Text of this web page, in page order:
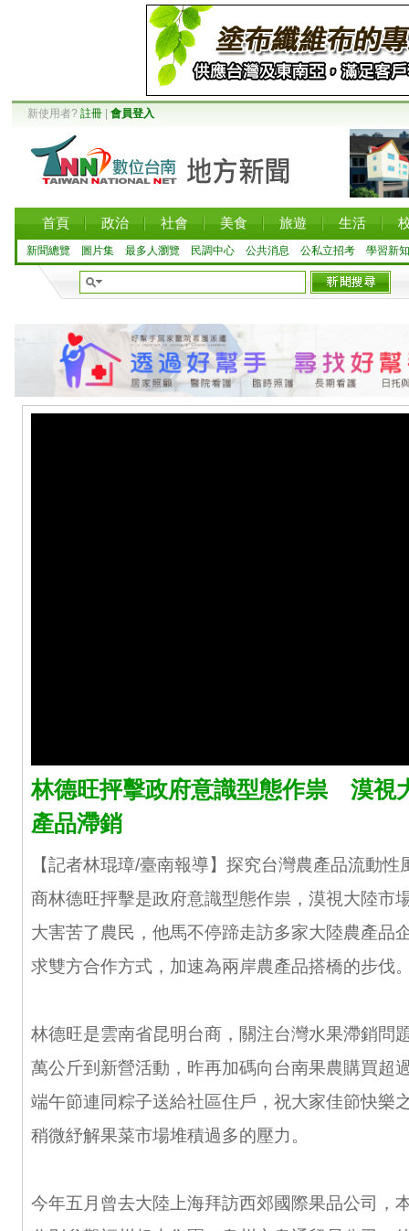
新使用者? 註冊 會員登入
首頁 政治 社會 美食 旅遊 生活
新聞總覽 圖片集 最多人瀏覽 民調中心 公共消息 公私立招考 學習新知
林德旺抨擊政府意識型態作祟 漠視
產品滯銷
【記者林琨璋/臺南報導】探究台灣農產品流動
商林德旺抨擊是政府意識型態作祟，漠視大陸市
大害苦了農民，他馬不停蹄走訪多家大陸農產品
求雙方合作方式，加速為兩岸農產品搭橋的步伐
林德旺是雲南省昆明台商，關注台灣水果滯銷問
萬公斤到新營活動，昨再加碼向台南果農購買超
端午節連同粽子送給社區住戶，祝大家佳節快樂
稍微紓解果菜市場堆積過多的壓力。
今年五月曾去大陸上海拜訪西郊國際果品公司，